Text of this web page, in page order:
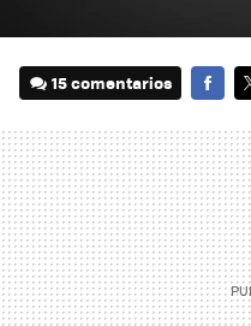
15 comentarios